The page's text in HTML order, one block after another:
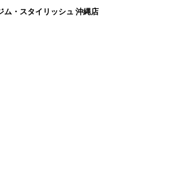
ム・スタイリッシュ 沖縄店